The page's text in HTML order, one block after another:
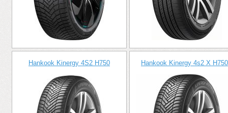
Hankook Kinergy 4S2 H750 Hankook Kinergy 4s2 X